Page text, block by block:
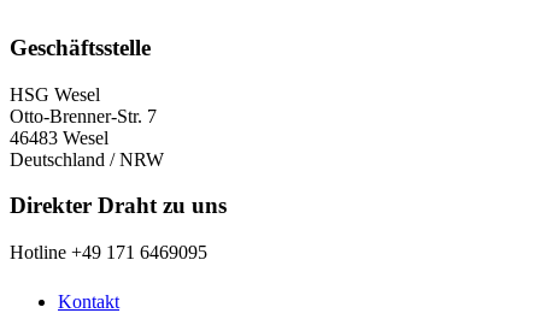
Geschäftsstelle
HSG Wesel
Otto-Brenner-Str. 7
46483 Wesel
Deutschland / NRW
Direkter Draht zu uns
Hotline +49 171 6469095
Kontakt